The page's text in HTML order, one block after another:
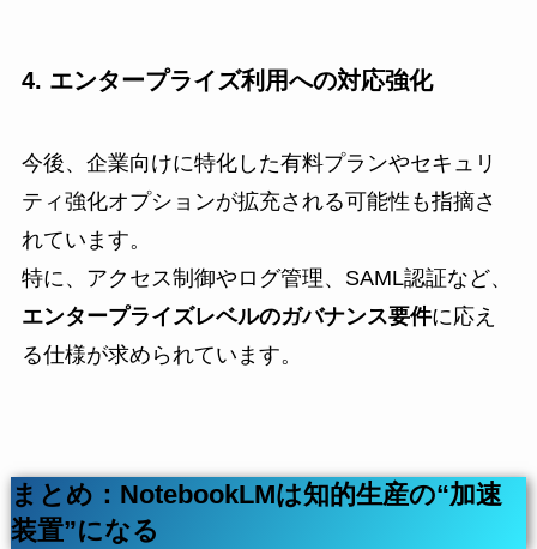
4. エンタープライズ利用への対応強化
今後、企業向けに特化した有料プランやセキュリ
ティ強化オプションが拡充される可能性も指摘さ
れています。
特に、アクセス制御やログ管理、SAML認証など、
エンタープライズレベルのガバナンス要件に応え
る仕様が求められています。
まとめ：NotebookLMは知的生産の“加速
装置”になる